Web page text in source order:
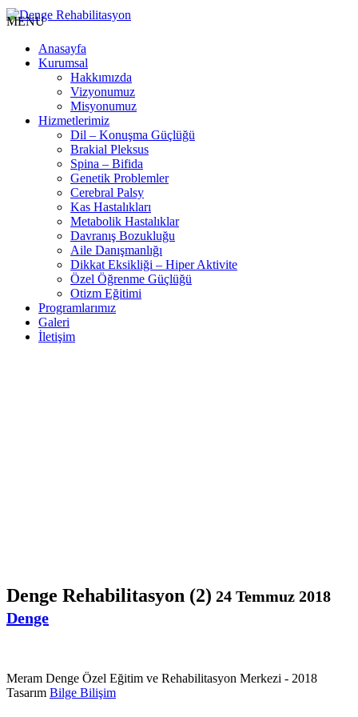
MENU
Anasayfa
Kurumsal
Hakkımızda
Vizyonumuz
Misyonumuz
Hizmetlerimiz
Dil – Konuşma Güçlüğü
Brakial Pleksus
Spina – Bifida
Genetik Problemler
Cerebral Palsy
Kas Hastalıkları
Metabolik Hastalıklar
Davranış Bozukluğu
Aile Danışmanlığı
Dikkat Eksikliği – Hiper Aktivite
Özel Öğrenme Güçlüğü
Otizm Eğitimi
Programlarımız
Galeri
İletişim
Denge Rehabilitasyon (2) 24 Temmuz 2018
Denge
Meram Denge Özel Eğitim ve Rehabilitasyon Merkezi - 2018
Tasarım Bilge Bilişim